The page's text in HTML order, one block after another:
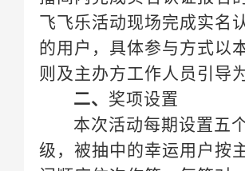
则及主办方工作人员引导
二、 奖项设置